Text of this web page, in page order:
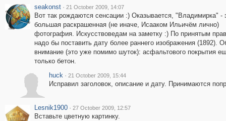
seakonst · 21 October 2009, 14:07
Вот так рождаются сенсации :) Оказывается, "Владимирка" -
большая раскрашенная (не иначе, Исааком Ильичём лично)
фотография. Искусствоведам на заметку :) По принятым
надо бы поставить дату более раннего изображения (1892).
внимание (это уже помимо шуток): асфальтового покрытия
только бетон.
huck · 21 October 2009, 15:44
Исправил заголовок, описание и дату. Принимаются
Lesnik1900 · 27 October 2009, 12:57
Вставьте цветную картинку.